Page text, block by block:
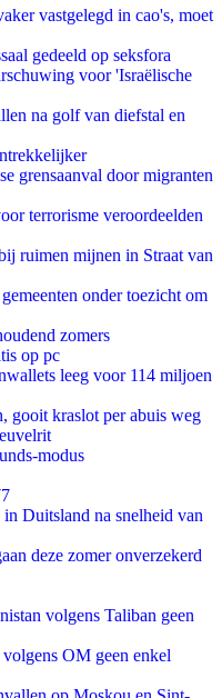
vastgelegd in cao's, moet
gedeeld op seksfora
voor 'Israëlische
na golf van diefstal en
grensaanval door migranten
terrorisme veroordeelden
ruimen mijnen in Straat van
onder toezicht om
zomers
op pc
leeg voor 114 miljoen
gooit kraslot per abuis weg
modus
Duitsland na snelheid van
deze zomer onverzekerd
volgens Taliban geen
OM geen enkel